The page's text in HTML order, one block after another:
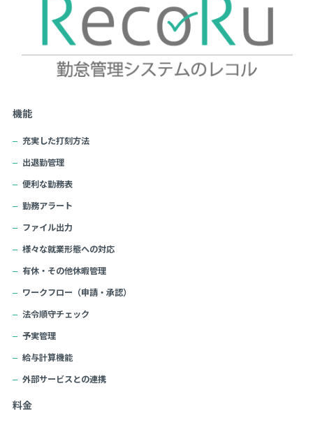
機能
充実した打刻方法
出退勤管理
便利な勤務表
勤務アラート
ファイル出力
様々な就業形態への対応
有休・その他休暇管理
ワークフロー（申請・承認）
法令順守チェック
予実管理
給与計算機能
外部サービスとの連携
料金